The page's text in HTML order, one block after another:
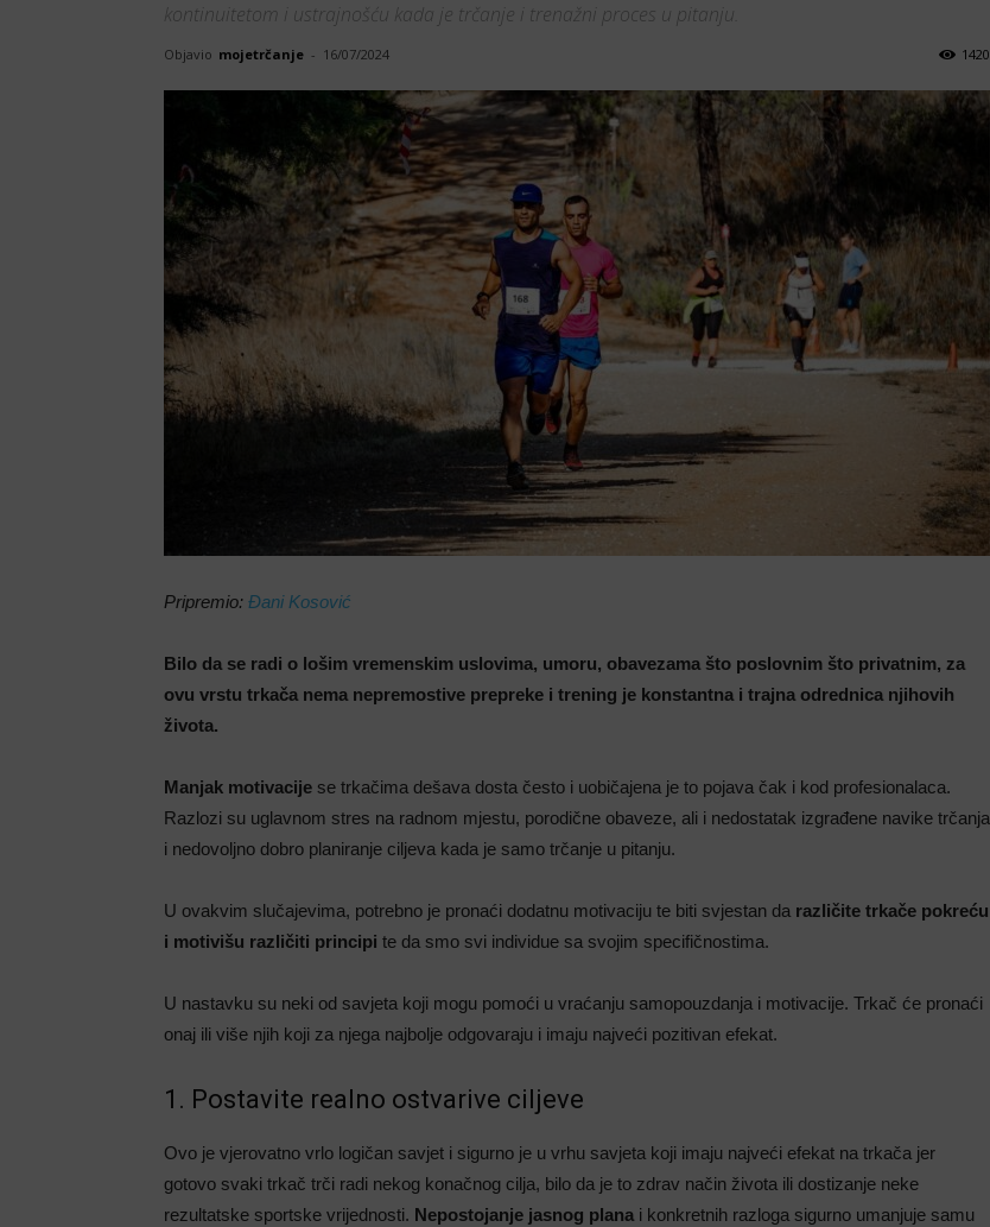
kontinuitetom i ustrajnošću kada je trčanje i trenažni proces u pitanju.
Objavio mojetrčanje - 16/07/2024 1420
Pripremio: Đani Kosović
Bilo da se radi o lošim vremenskim uslovima, umoru, obavezama što poslovnim što privatnim, za
ovu vrstu trkača nema nepremostive prepreke i trening je konstantna i trajna odrednica njihovih
života.
Manjak motivacije se trkačima dešava dosta često i uobičajena je to pojava čak i kod profesionalaca.
Razlozi su uglavnom stres na radnom mjestu, porodične obaveze, ali i nedostatak izgrađene navike trčanja
i nedovoljno dobro planiranje ciljeva kada je samo trčanje u pitanju.
U ovakvim slučajevima, potrebno je pronaći dodatnu motivaciju te biti svjestan da različite trkače pokreću
i motivišu različiti principi te da smo svi individue sa svojim specifičnostima.
U nastavku su neki od savjeta koji mogu pomoći u vraćanju samopouzdanja i motivacije. Trkač će pronaći
onaj ili više njih koji za njega najbolje odgovaraju i imaju najveći pozitivan efekat.
1. Postavite realno ostvarive ciljeve
Ovo je vjerovatno vrlo logičan savjet i sigurno je u vrhu savjeta koji imaju najveći efekat na trkača jer
gotovo svaki trkač trči radi nekog konačnog cilja, bilo da je to zdrav način života ili dostizanje neke
rezultatske sportske vrijednosti. Nepostojanje jasnog plana i konkretnih razloga sigurno umanjuje samu